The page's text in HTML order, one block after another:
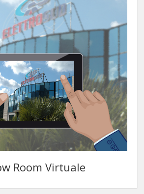
Room Virtuale